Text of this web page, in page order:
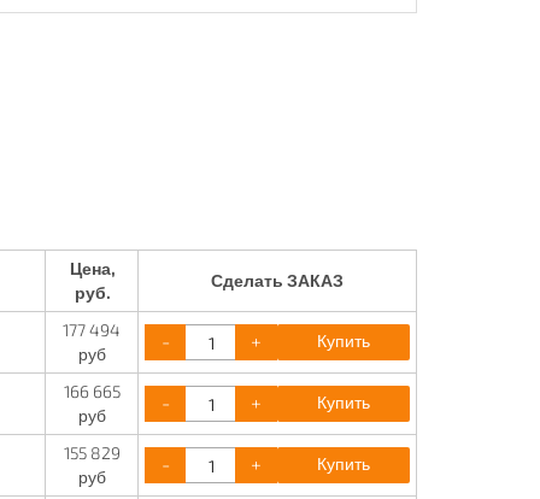
Цена,
руб.
Сделать ЗАКАЗ
177 494
руб
- + Купить
166 665
руб
- + Купить
155 829
руб
- + Купить